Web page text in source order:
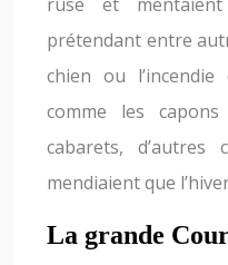
prétendant entre
chien ou
comme les
cabarets, d’autres
mendiaient que
La grande